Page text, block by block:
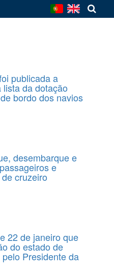
publicada a
da dotação
bordo dos navios
desembarque e
e
cruzeiro
22 de janeiro que
do estado de
Presidente da